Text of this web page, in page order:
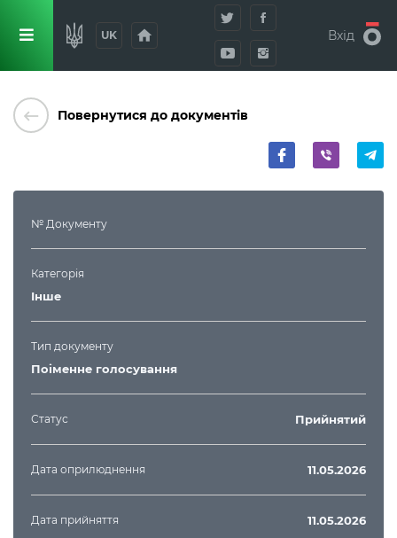
UK home Вхід
keyboard_backspace Повернутися до документів
№ Документу
Категорія
Інше
Тип документу
Поіменне голосування
Статус Прийнятий
Дата оприлюднення 11.05.2026
Дата прийняття 11.05.2026